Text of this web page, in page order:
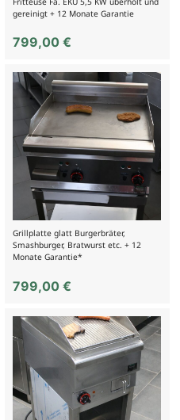
gereinigt + 12 Monate Garantie
799,00€
Grillplatte glatt Burgerbräter,
Smashburger, Bratwurst etc. + 12
Monate Garantie*
799,00€